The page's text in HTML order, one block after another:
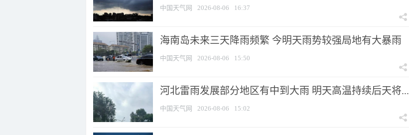
中国天气网 2026-08-06 16:37
海南岛未来三天降雨频繁 今明天雨势较强局地有大暴雨
中国天气网 2026-08-06 15:50
河北雷雨发展部分地区有中到大雨 明天高温持续后天将...
中国天气网 2026-08-06 15:02